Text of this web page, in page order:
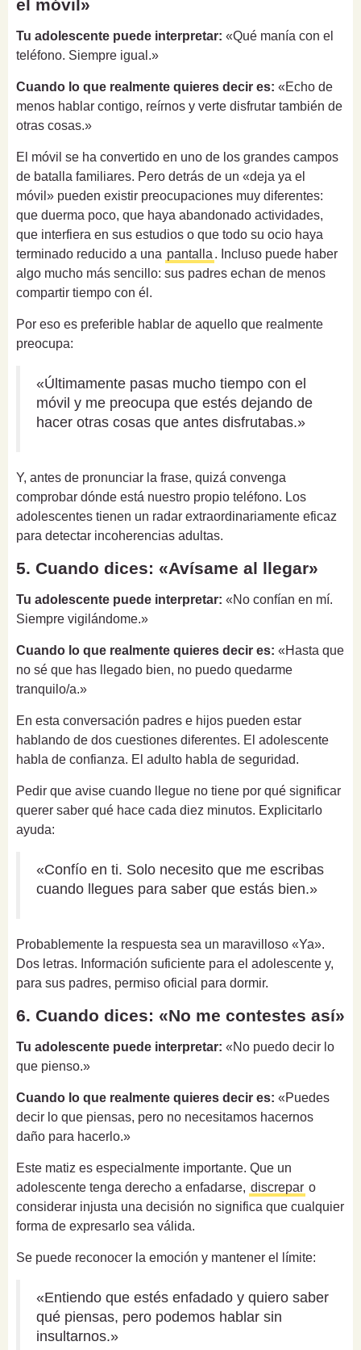
el móvil»
Tu adolescente puede interpretar: «Qué manía con el
teléfono. Siempre igual.»
Cuando lo que realmente quieres decir es: «Echo de
menos hablar contigo, reírnos y verte disfrutar también de
otras cosas.»
El móvil se ha convertido en uno de los grandes campos
de batalla familiares. Pero detrás de un «deja ya el
móvil» pueden existir preocupaciones muy diferentes:
que duerma poco, que haya abandonado actividades,
que interfiera en sus estudios o que todo su ocio haya
terminado reducido a una pantalla . Incluso puede haber
algo mucho más sencillo: sus padres echan de menos
compartir tiempo con él.
Por eso es preferible hablar de aquello que realmente
preocupa:
«Últimamente pasas mucho tiempo con el
móvil y me preocupa que estés dejando de
hacer otras cosas que antes disfrutabas.»
Y, antes de pronunciar la frase, quizá convenga
comprobar dónde está nuestro propio teléfono. Los
adolescentes tienen un radar extraordinariamente eficaz
para detectar incoherencias adultas.
5. Cuando dices: «Avísame al llegar»
Tu adolescente puede interpretar: «No confían en mí.
Siempre vigilándome.»
Cuando lo que realmente quieres decir es: «Hasta que
no sé que has llegado bien, no puedo quedarme
tranquilo/a.»
En esta conversación padres e hijos pueden estar
hablando de dos cuestiones diferentes. El adolescente
habla de confianza. El adulto habla de seguridad.
Pedir que avise cuando llegue no tiene por qué significar
querer saber qué hace cada diez minutos. Explicitarlo
ayuda:
«Confío en ti. Solo necesito que me escribas
cuando llegues para saber que estás bien.»
Probablemente la respuesta sea un maravilloso «Ya».
Dos letras. Información suficiente para el adolescente y,
para sus padres, permiso oficial para dormir.
6. Cuando dices: «No me contestes así»
Tu adolescente puede interpretar: «No puedo decir lo
que pienso.»
Cuando lo que realmente quieres decir es: «Puedes
decir lo que piensas, pero no necesitamos hacernos
daño para hacerlo.»
Este matiz es especialmente importante. Que un
adolescente tenga derecho a enfadarse, discrepar o
considerar injusta una decisión no significa que cualquier
forma de expresarlo sea válida.
Se puede reconocer la emoción y mantener el límite:
«Entiendo que estés enfadado y quiero saber
qué piensas, pero podemos hablar sin
insultarnos.»